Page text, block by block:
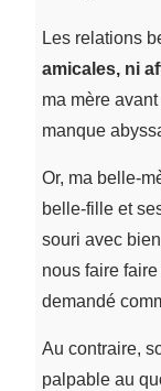
Les relations
amicales, ni
ma mère
manque
Or, ma belle-
belle-fille et
souri avec
nous faire
demandé
Au contraire,
palpable au